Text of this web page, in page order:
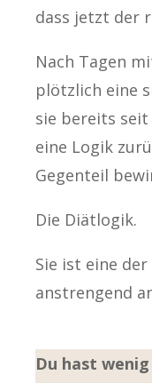
dass jetzt der
Nach Tagen
plötzlich eine
sie bereits seit
eine Logik
Gegenteil
Die Diätlogik.
Sie ist eine
anstrengend
Du hast